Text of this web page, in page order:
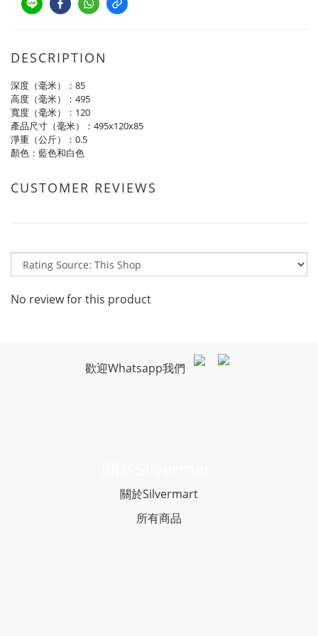
DESCRIPTION
深度（毫米）：85
高度（毫米）：495
寬度（毫米）：120
產品尺寸（毫米）：495x120x85
淨重（公斤）：0.5
顏色：藍色和白色
CUSTOMER REVIEWS
No review for this product
歡迎Whatsapp我們
關於Silvermart
所有商品